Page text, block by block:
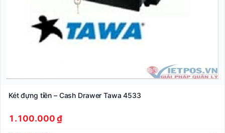
Két đựng tiền – Cash Drawer Tawa 4533
1.100.000 ₫